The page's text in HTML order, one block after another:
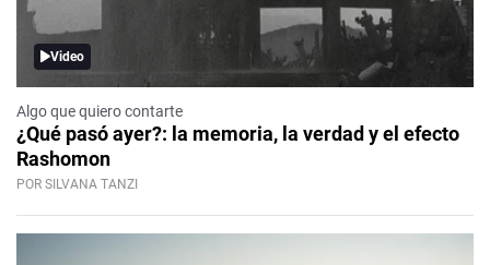
Video
Algo que quiero contarte
¿Qué pasó ayer?: la memoria, la verdad y el efecto
Rashomon
POR SILVANA TANZI